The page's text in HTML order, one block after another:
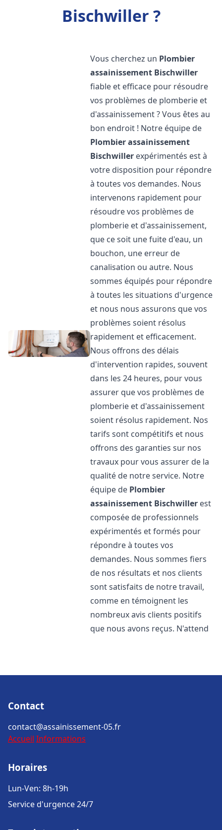
Bischwiller ?
Vous cherchez un Plombier
assainissement Bischwiller
fiable et efficace pour résoudre
vos problèmes de plomberie et
d'assainissement ? Vous êtes au
bon endroit ! Notre équipe de
Plombier assainissement
Bischwiller expérimentés est à
votre disposition pour répondre
à toutes vos demandes. Nous
intervenons rapidement pour
résoudre vos problèmes de
plomberie et d'assainissement,
que ce soit une fuite d'eau, un
bouchon, une erreur de
canalisation ou autre. Nous
sommes équipés pour répondre
à toutes les situations d'urgence
et nous nous assurons que vos
problèmes soient résolus
rapidement et efficacement.
Nous offrons des délais
d'intervention rapides, souvent
dans les 24 heures, pour vous
assurer que vos problèmes de
plomberie et d'assainissement
soient résolus rapidement. Nos
tarifs sont compétitifs et nous
offrons des garanties sur nos
travaux pour vous assurer de la
qualité de notre service. Notre
équipe de Plombier
assainissement Bischwiller est
composée de professionnels
expérimentés et formés pour
répondre à toutes vos
demandes. Nous sommes fiers
de nos résultats et nos clients
sont satisfaits de notre travail,
comme en témoignent les
nombreux avis clients positifs
que nous avons reçus. N'attend
Contact
contact@assainissement-05.fr
Accueil Informations
Horaires
Lun-Ven: 8h-19h
Service d'urgence 24/7